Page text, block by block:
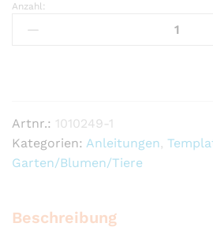
5708149089638
Anzahl
Anzahl:
Artnr.: 1010249-1
Kategorien: Anleitungen,
Garten/Blumen/Tiere
Beschreibung